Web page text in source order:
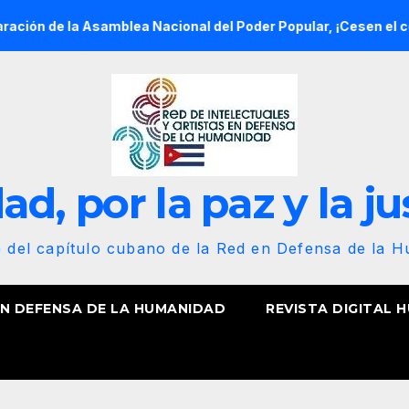
Asamblea Nacional del Poder Popular, ¡Cesen el cerco
por la paz y la
del capítulo cubano de la Red en Defensa de la
DEFENSA DE LA HUMANIDAD REVISTA DIGITAL